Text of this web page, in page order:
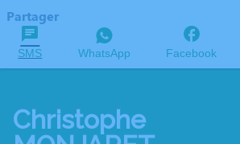
Partager
SMS WhatsApp Facebook
Christophe